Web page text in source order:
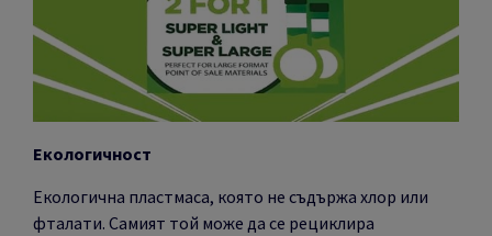
Eкологичност
Екологична пластмаса, която не съдържа хлор или
фталати. Самият той може да се рециклира